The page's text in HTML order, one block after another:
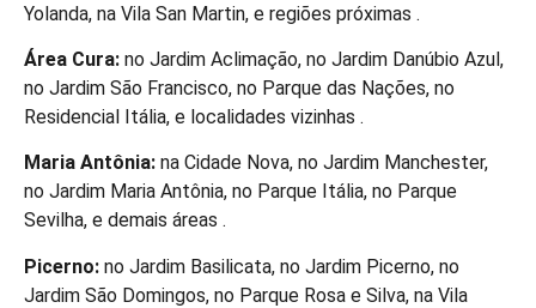
Yolanda, na Vila San Martin, e regiões próximas .
Área Cura: no Jardim Aclimação, no Jardim Danúbio Azul,
no Jardim São Francisco, no Parque das Nações, no
Residencial Itália, e localidades vizinhas .
Maria Antônia: na Cidade Nova, no Jardim Manchester,
no Jardim Maria Antônia, no Parque Itália, no Parque
Sevilha, e demais áreas .
Picerno: no Jardim Basilicata, no Jardim Picerno, no
Jardim São Domingos, no Parque Rosa e Silva, na Vila